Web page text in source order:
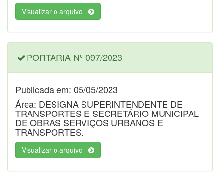
Visualizar o arquivo
PORTARIA Nº 097/2023
Publicada em: 05/05/2023
Área: DESIGNA SUPERINTENDENTE DE
TRANSPORTES E SECRETÁRIO MUNICIPAL
DE OBRAS SERVIÇOS URBANOS E
TRANSPORTES.
Visualizar o arquivo